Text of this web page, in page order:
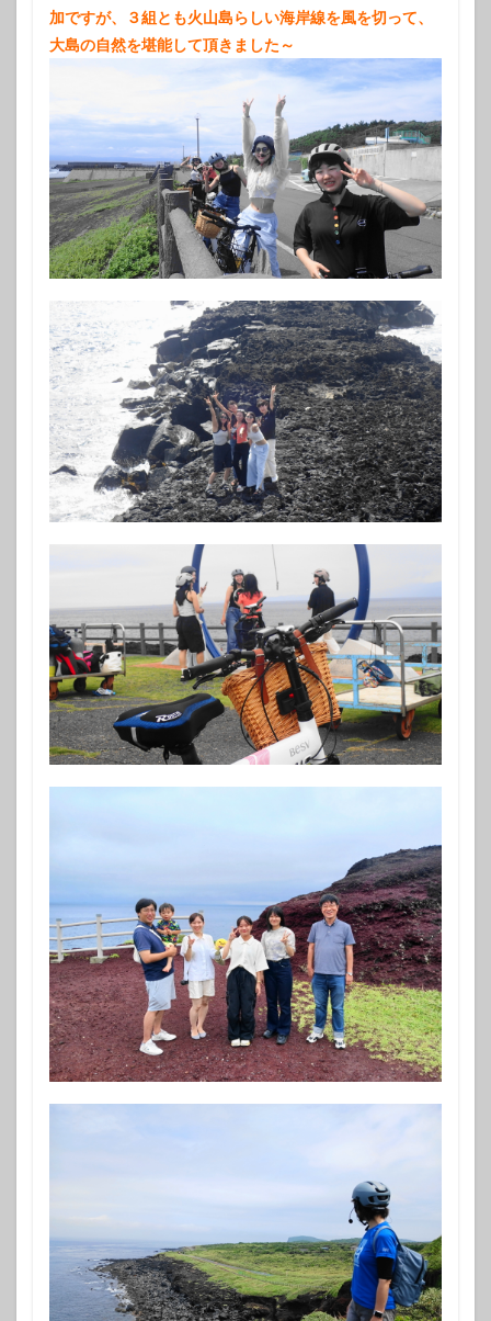
加ですが、３組とも火山島らしい海岸線を風を切って、
大島の自然を堪能して頂きました～